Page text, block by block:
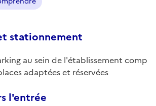
stationnement
au sein de l'établissement comp
adaptées et réservées
l'entrée